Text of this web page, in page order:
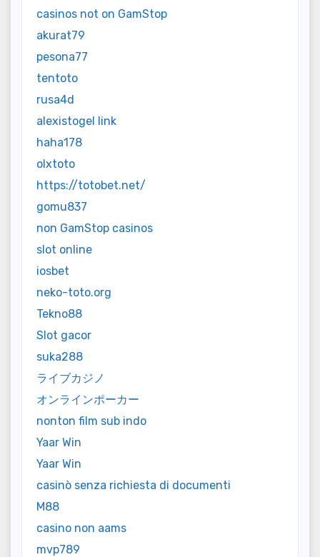
casinos not on GamStop
akurat79
pesona77
tentoto
rusa4d
alexistogel link
haha178
olxtoto
https://totobet.net/
gomu837
non GamStop casinos
slot online
iosbet
neko-toto.org
Tekno88
Slot gacor
suka288
ライブカジノ
オンラインポーカー
nonton film sub indo
Yaar Win
Yaar Win
casinò senza richiesta di documenti
M88
casino non aams
mvp789